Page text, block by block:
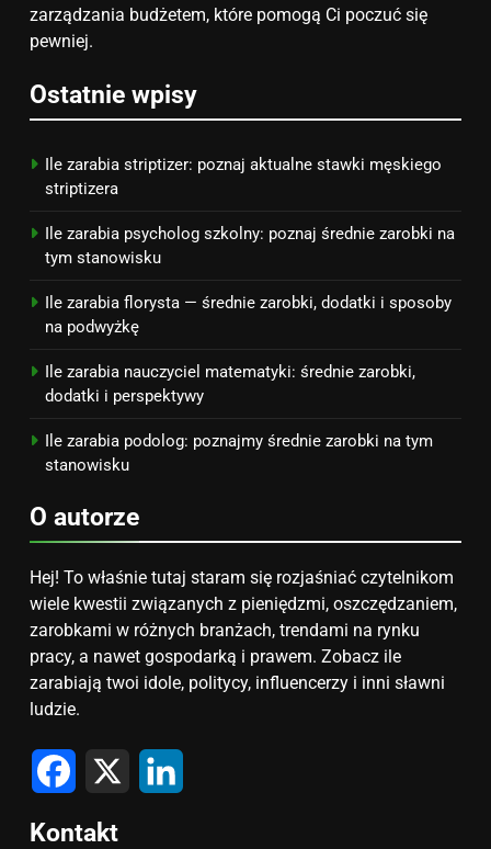
kosztuje i jak zaplanować
PORADY
Netflix tagger — czym jest,
PRACA
zarządzania budżetem, które pomogą Ci poczuć się
pewniej.
Ostatnie wpisy
Ile zarabia striptizer: poznaj aktualne stawki męskiego
striptizera
Ile zarabia psycholog szkolny: poznaj średnie zarobki na
tym stanowisku
Ile zarabia florysta — średnie zarobki, dodatki i sposoby
na podwyżkę
Ile zarabia nauczyciel matematyki: średnie zarobki,
dodatki i perspektywy
Ile zarabia podolog: poznajmy średnie zarobki na tym
stanowisku
O autorze
Hej! To właśnie tutaj staram się rozjaśniać czytelnikom
wiele kwestii związanych z pieniędzmi, oszczędzaniem,
zarobkami w różnych branżach, trendami na rynku
pracy, a nawet gospodarką i prawem. Zobacz ile
zarabiają twoi idole, politycy, influencerzy i inni sławni
ludzie.
Facebook
X
Kontakt